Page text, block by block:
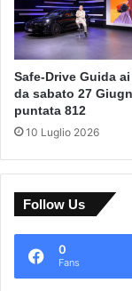
Safe-Drive Guida
da sabato 27
puntata 812
10 Luglio 2026
Follow Us
0
Fans